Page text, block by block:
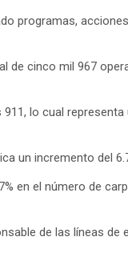
programas,
cinco mil 967
lo cual
un incremento del
en el número de
de las líneas de